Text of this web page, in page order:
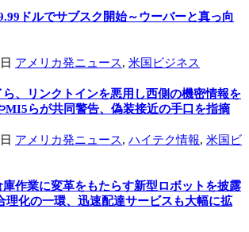
ドルでサブスク開始～ウーバーと真っ向
アメリカ発ニュース, 米国ビジネス
、リンクトインを悪用し西側の機密情報を
MI5らが共同警告、偽装接近の手口を指摘
アメリカ発ニュース, ハイテク情報, 米国ビ
庫作業に変革をもたらす新型ロボットを披露
理化の一環、迅速配達サービスも大幅に拡